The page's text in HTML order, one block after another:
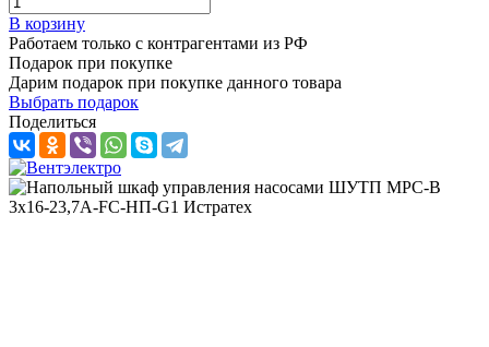
В корзину
Работаем только с контрагентами из РФ
Подарок при покупке
Дарим подарок при покупке данного товара
Выбрать подарок
Поделиться